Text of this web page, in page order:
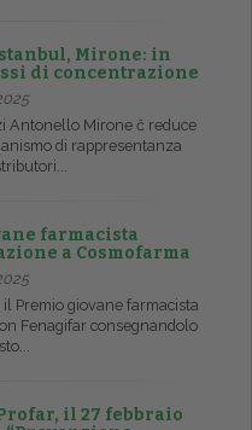
Mirone: in
di concentrazione
Antonello Mirone č reduce
di rappresentanza
farmacista
a Cosmofarma
Premio giovane farmacista
Fenagifar consegnandolo
il 27 febbraio